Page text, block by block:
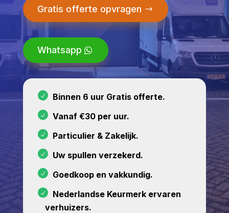
Gratis offerte opvragen
Whatsapp
Binnen 6 uur Gratis offerte.
Vanaf €30 per uur.
Particulier & Zakelijk.
Uw spullen verzekerd.
Goedkoop en vakkundig.
Nederlandse Keurmerk ervaren
verhuizers.